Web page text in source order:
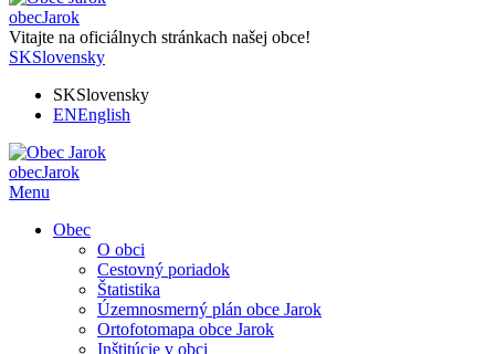
obecJarok
Vitajte na oficiálnych stránkach našej obce!
SKSlovensky
SKSlovensky
ENEnglish
obecJarok
Menu
Obec
O obci
Cestovný poriadok
Štatistika
Územnosmerný plán obce Jarok
Ortofotomapa obce Jarok
Inštitúcie v obci